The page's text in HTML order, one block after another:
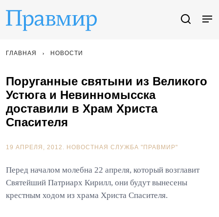
ГЛАВНАЯ НОВОСТИ
Поруганные святыни из Великого
Устюга и Невинномысска
доставили в Храм Христа
Спасителя
19 АПРЕЛЯ, 2012. НОВОСТНАЯ СЛУЖБА "ПРАВМИР"
Перед началом молебна 22 апреля, который возглавит
Святейший Патриарх Кирилл, они будут вынесены
крестным ходом из храма Христа Спасителя.